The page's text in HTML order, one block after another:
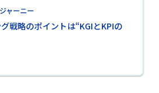
ャーニー
戦略のポイントは“KGIとKPIの